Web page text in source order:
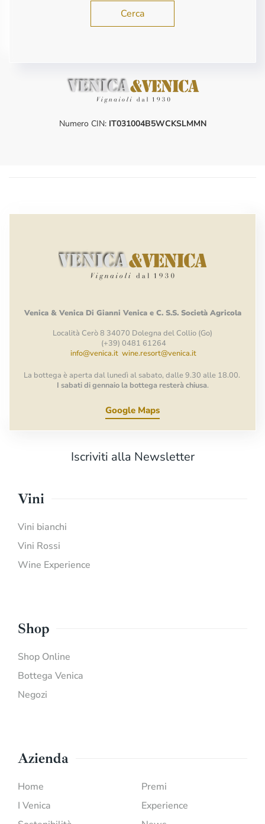
Cerca
Numero CIN: IT031004B5WCKSLMMN
Venica & Venica Di Gianni Venica e C. S.S. Società Agricola
Località Cerò 8 34070 Dolegna del Collio (Go)
(+39) 0481 61264
info@venica.it wine.resort@venica.it
La bottega è aperta dal lunedì al sabato, dalle 9.30 alle 18.00.
I sabati di gennaio la bottega resterà chiusa.
Google Maps
Iscriviti alla Newsletter
Vini
Vini bianchi
Vini Rossi
Wine Experience
Shop
Shop Online
Bottega Venica
Negozi
Azienda
Home
I Venica
Premi
Experience